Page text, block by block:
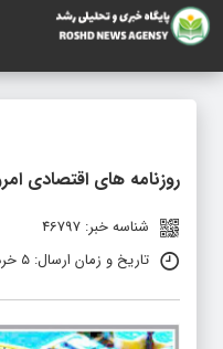
روزنامه های اقتصادی امروز
شناسه خبر: 46797
تاریخ و زمان ارسال: ۵ خرداد ۱۴۰۴ ساعت ۷:۲۷